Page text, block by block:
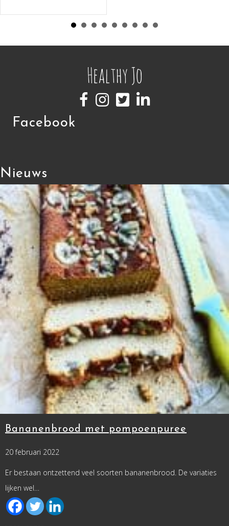
Facebook
Nieuws
Bananenbrood met pompoenpuree
20 februari 2022
Er bestaan ontzettend veel soorten bananenbrood. De variaties
lijken wel…